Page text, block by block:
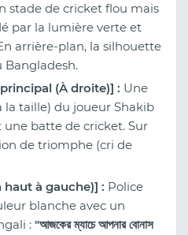
stade de cricket flou mais
par la lumière verte et
arrière-plan, la silhouette
Bangladesh.
(À droite)] : Une
la taille) du joueur Shakib
une batte de cricket. Sur
de triomphe (cri de
haut à gauche)] : Police
blanche avec un
: "আজকের ম্যাচে আপনার বোনাস